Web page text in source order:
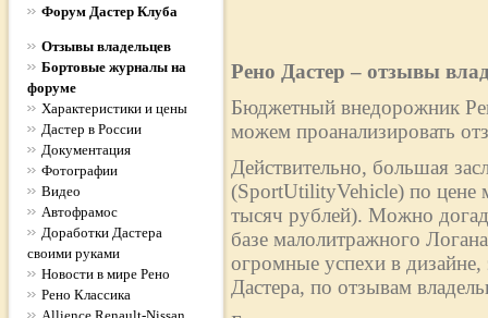
Форум Дастер Клуба
Отзывы владельцев
Бортовые журналы на
форуме
Характеристики и цены
Дастер в России
Документация
Фотографии
Видео
Автофрамос
Доработки Дастера
своими руками
Новости в мире Рено
Рено Классика
Рено Дастер – отзывы
Бюджетный внедорожник
можем проанализировать
Действительно, большая
(SportUtilityVehicle) по цене
тысяч рублей). Можно
базе малолитражного
огромные успехи в
Дастера, по отзывам